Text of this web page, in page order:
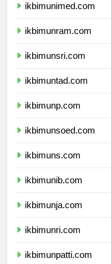
ikbimunimed.com
ikbimunram.com
ikbimunsri.com
ikbimuntad.com
ikbimunp.com
ikbimunsoed.com
ikbimuns.com
ikbimunib.com
ikbimunja.com
ikbimunri.com
ikbimunpatti.com